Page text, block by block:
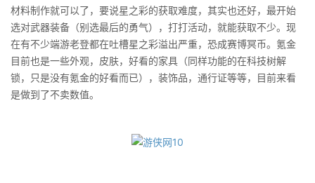
材料制作就可以了，要说星之彩的获取难度，其实也还好，最开始
选对武器装备（别选最后的勇气），打打活动，就能获取不少。现
在有不少端游老登都在吐槽星之彩溢出严重，恐成赛博冥币。氪金
目前也是一些外观，皮肤，好看的家具（同样功能的在科技树解
锁，只是没有氪金的好看而已），装饰品，通行证等等，目前来看
是做到了不卖数值。